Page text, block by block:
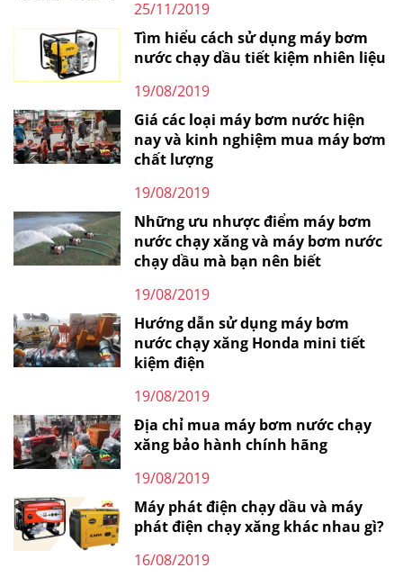
25/11/2019
Tìm hiểu cách sử dụng máy bơm
nước chạy dầu tiết kiệm nhiên liệu
19/08/2019
Giá các loại máy bơm nước hiện
nay và kinh nghiệm mua máy bơm
chất lượng
19/08/2019
Những ưu nhược điểm máy bơm
nước chạy xăng và máy bơm nước
chạy dầu mà bạn nên biết
19/08/2019
Hướng dẫn sử dụng máy bơm
nước chạy xăng Honda mini tiết
kiệm điện
19/08/2019
Địa chỉ mua máy bơm nước chạy
xăng bảo hành chính hãng
19/08/2019
Máy phát điện chạy dầu và máy
phát điện chạy xăng khác nhau gì?
16/08/2019